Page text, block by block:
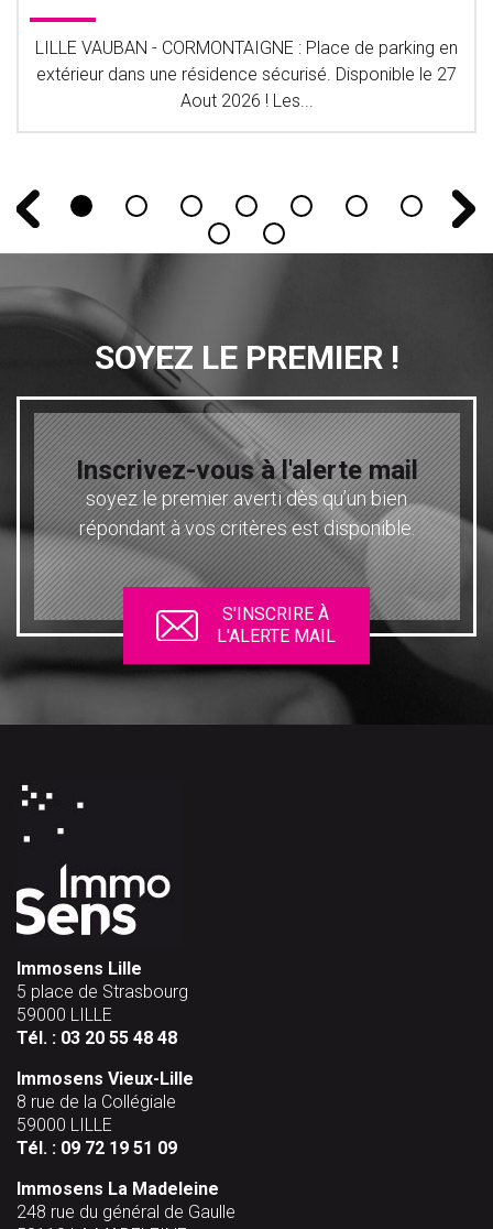
LILLE VAUBAN - CORMONTAIGNE : Place de parking en
extérieur dans une résidence sécurisé. Disponible le 27
Aout 2026 ! Les...
SOYEZ LE PREMIER !
Inscrivez-vous à l'alerte mail
soyez le premier averti dès qu’un bien
répondant à vos critères est disponible.
S'INSCRIRE À
L'ALERTE MAIL
Immosens Lille
5 place de Strasbourg
59000 LILLE
Tél. : 03 20 55 48 48
Immosens Vieux-Lille
8 rue de la Collégiale
59000 LILLE
Tél. : 09 72 19 51 09
Immosens La Madeleine
248 rue du général de Gaulle